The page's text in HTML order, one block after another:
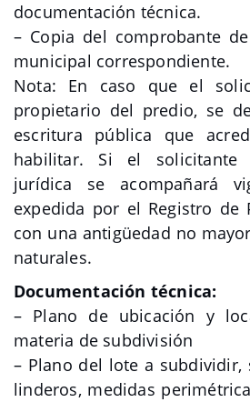
documentación técnica.
– Copia del comprobante
municipal correspondiente.
Nota: En caso que el
propietario del predio, se
escritura pública que
habilitar. Si el solicitante
jurídica se acompañará
expedida por el Registro de
con una antigüedad no
naturales.
Documentación técnica:
– Plano de ubicación y
materia de subdivisión
– Plano del lote a subdividir,
linderos, medidas